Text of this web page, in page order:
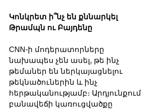
Կոնկրետ ի՞նչ են քննարկել
Թրամպն ու Բայդենը
CNN-ի մոդերատորները
նախապես չեն ասել, թե ինչ
թեմաներ են ներկայացնելու
թեկնածուներին և ինչ
հերթականությամբ։ Արդյունքում
բանավեճի կառուցվածքը